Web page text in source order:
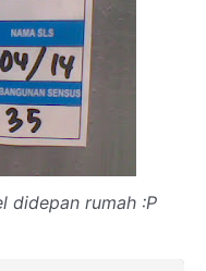
didepan rumah :P